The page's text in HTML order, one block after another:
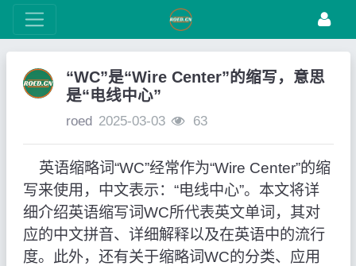
“WC”是“Wire Center”的缩写，意思
是“电线中心”
roed 2025-03-03 63
英语缩略词“WC”经常作为“Wire Center”的缩
写来使用，中文表示：“电线中心”。本文将详
细介绍英语缩写词WC所代表英文单词，其对
应的中文拼音、详细解释以及在英语中的流行
度。此外，还有关于缩略词WC的分类、应用